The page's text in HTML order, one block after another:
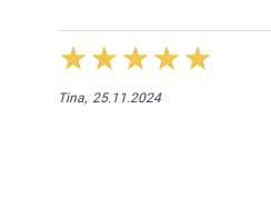
Tina, 25.11.2024